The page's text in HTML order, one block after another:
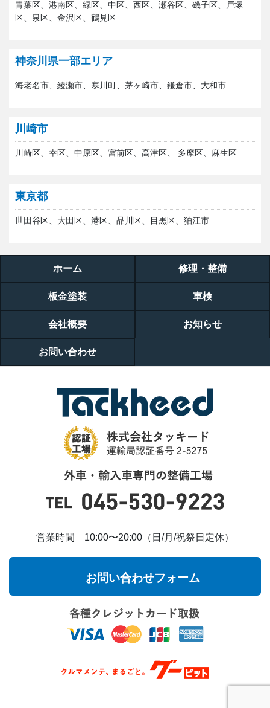
青葉区、港南区、緑区、中区、西区、瀬谷区、磯子区、戸塚
区、泉区、金沢区、鶴見区
神奈川県一部エリア
海老名市、綾瀬市、寒川町、茅ヶ崎市、鎌倉市、大和市
川崎市
川崎区、幸区、中原区、宮前区、高津区、 多摩区、麻生区
東京都
世田谷区、大田区、港区、品川区、目黒区、狛江市
営業時間 10:00〜20:00（日/月/祝祭日定休）
お問い合わせフォーム
ホーム 修理・整備
板金塗装 車検
会社概要 お知らせ
お問い合わせ